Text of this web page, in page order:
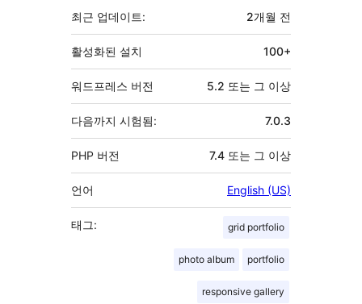
최근 업데이트: 2개월 전
활성화된 설치 100+
워드프레스 버전 5.2 또는 그 이상
다음까지 시험됨: 7.0.3
PHP 버전 7.4 또는 그 이상
언어 English (US)
태그: grid portfolio
photo album portfolio
responsive gallery